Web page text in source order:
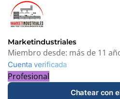
Marketindustriales
Miembro desde: más de 11
Cuenta verificada
Profesional
Chatear con